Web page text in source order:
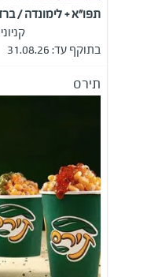
תפו"א + לימונדה / ברד ב-40 ₪
בתוקף עד: 31.08.26
תירס